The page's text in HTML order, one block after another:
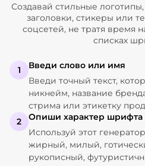
Создавай стильные
заголовки, стикеры или
соцсетей, не тратя время
списках
1
Введи слово или имя
Введи точный текст,
никнейм, название
стрима или этикетку
2
Опиши характер шрифта
Используй этот
жирный, милый,
рукописный,